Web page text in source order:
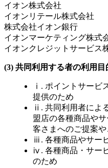
イオン株式会社
イオンリテール株式会社
株式会社イオン銀行
イオンマーケティング株式
イオンクレジットサービス
(3) 共同利用する者の利用目
ⅰ. ポイントサービ
提供のため
ⅱ. 共同利用者によ
盟店の各種商品や
客さまへのご提案
ⅲ. 各種商品やサー
ⅳ. 各種商品・サー
のため